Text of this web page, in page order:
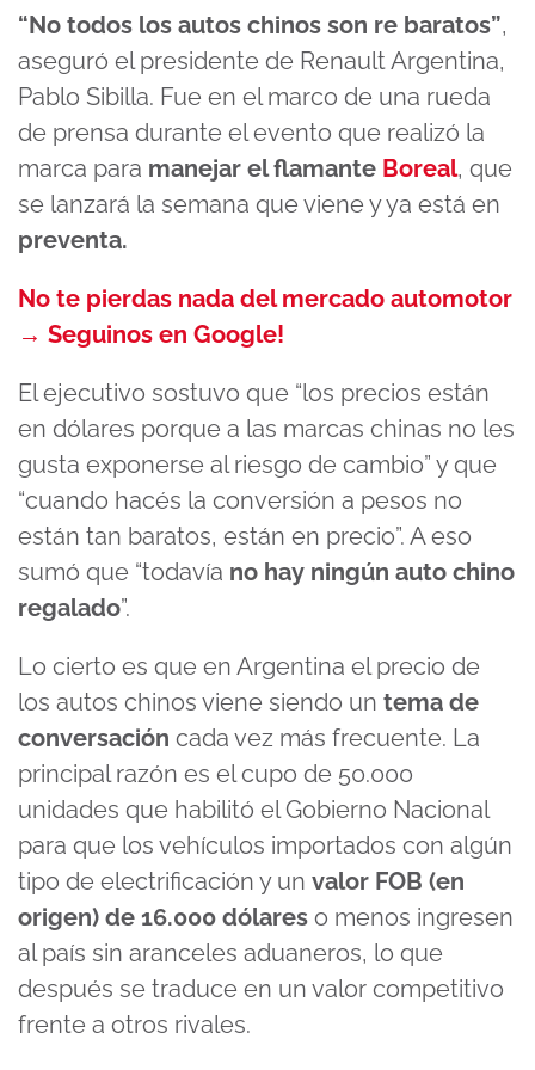
“No todos los autos chinos son re baratos”,
aseguró el presidente de Renault Argentina,
Pablo Sibilla. Fue en el marco de una rueda
de prensa durante el evento que realizó la
marca para manejar el flamante Boreal, que
se lanzará la semana que viene y ya está en
preventa.
No te pierdas nada del mercado automotor
→ Seguinos en Google!
El ejecutivo sostuvo que “los precios están
en dólares porque a las marcas chinas no les
gusta exponerse al riesgo de cambio” y que
“cuando hacés la conversión a pesos no
están tan baratos, están en precio”. A eso
sumó que “todavía no hay ningún auto chino
regalado”.
Lo cierto es que en Argentina el precio de
los autos chinos viene siendo un tema de
conversación cada vez más frecuente. La
principal razón es el cupo de 50.000
unidades que habilitó el Gobierno Nacional
para que los vehículos importados con algún
tipo de electrificación y un valor FOB (en
origen) de 16.000 dólares o menos ingresen
al país sin aranceles aduaneros, lo que
después se traduce en un valor competitivo
frente a otros rivales.